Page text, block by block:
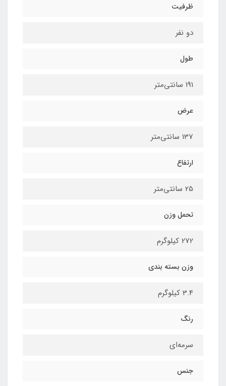
ظرفیت
دو نفر
طول
191 سانتی‌متر
عرض
137 سانتی‌متر
ارتفاع
25 سانتی‌متر
تحمل وزن
272 کیلوگرم
وزن بسته بندی
3.4 کیلوگرم
رنگ
سرمه‌ای
جنس